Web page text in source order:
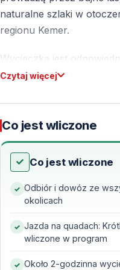
naturalne szlaki w
regionu Kemer.
Wycieczka jest
początkujących, jak i dla
prawo jazdy ani
Ekscytujące Safari na
Licencji
Safari quadami w Kemer
naturalnych krajobrazów
emocje, a jednocześnie
uczestnikom.
Czytaj więcej
Co jest wliczone
Co jest wliczone
Odbiór i dowóz ze
okolicach
Jazda na quadach:
wliczone w program
Około 2-godzinna